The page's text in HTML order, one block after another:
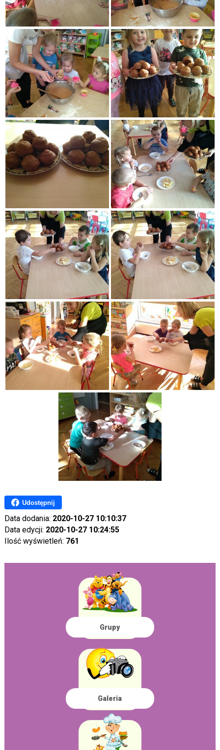
Udostępnij
Data dodania: 2020-10-27 10:10:37
Data edycji: 2020-10-27 10:24:55
Ilość wyświetleń: 761
Grupy
Galeria